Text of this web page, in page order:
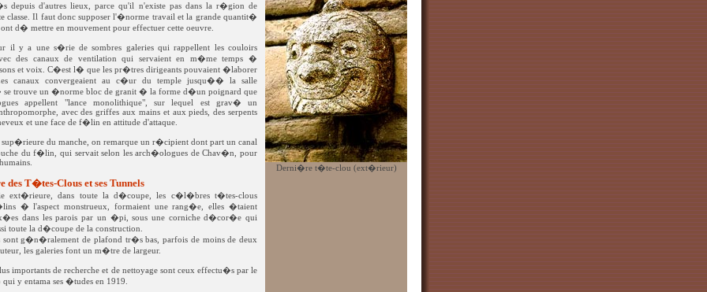
depuis d'autres lieux, parce qu'il n'existe pas dans la r�gion de
classe. Il faut donc supposer l'�norme travail et la grande quantit�
d� mettre en mouvement pour effectuer cette oeuvre.
il y a une s�rie de sombres galeries qui rappellent les couloirs
des canaux de ventilation qui servaient en m�me temps �
et voix. C�est l� que les pr�tres dirigeants pouvaient �laborer
canaux convergeaient au c�ur du temple jusqu�� la salle
trouve un �norme bloc de granit � la forme d�un poignard que
appellent "lance monolithique", sur lequel est grav� un
avec des griffes aux mains et aux pieds, des serpents
et une face de f�lin en attitude d'attaque.
sup�rieure du manche, on remarque un r�cipient dont part un canal
du f�lin, qui servait selon les arch�ologues de Chav�n, pour
T�tes-Clous et ses Tunnels
ext�rieure, dans toute la d�coupe, les c�l�bres t�tes-clous
� l'aspect monstrueux, formaient une rang�e, elles �taient
dans les parois par un �pi, sous une corniche d�cor�e qui
toute la d�coupe de la construction.
sont g�n�ralement de plafond tr�s bas, parfois de moins de deux
les galeries font un m�tre de largeur.
importants de recherche et de nettoyage sont ceux effectu�s par le
y entama ses �tudes en 1919.
Derni�re t�te-clou (ext�rieur)